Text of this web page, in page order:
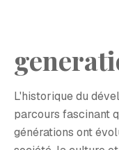
L'historique du
parcours fascinant
générations ont